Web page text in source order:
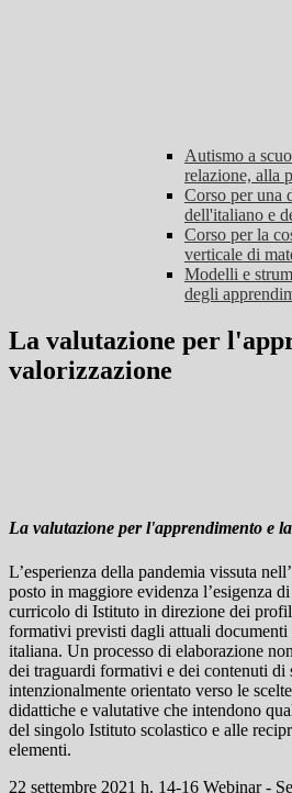
Autismo a
relazione, alla
Corso per una
dell'italiano e
Corso per la
verticale di
Modelli e
degli
La valutazione per
valorizzazione
La valutazione per l'apprendimento e
L’esperienza della pandemia vissuta
posto in maggiore evidenza l’esigenza
curricolo di Istituto in direzione dei
formativi previsti dagli attuali documenti
italiana. Un processo di elaborazione
dei traguardi formativi e dei contenuti di
intenzionalmente orientato verso le
didattiche e valutative che intendono
del singolo Istituto scolastico e alle
elementi.
22 settembre 2021 h. 14-16 Webinar -